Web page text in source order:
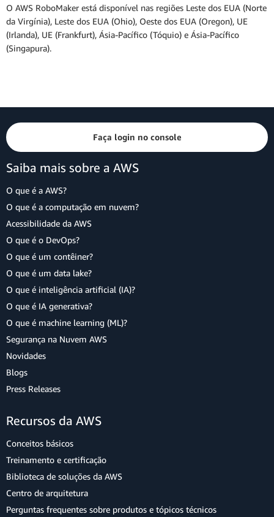
O AWS RoboMaker está disponível nas regiões Leste dos EUA (Norte
da Virgínia), Leste dos EUA (Ohio), Oeste dos EUA (Oregon), UE
(Irlanda), UE (Frankfurt), Ásia-Pacífico (Tóquio) e Ásia-Pacífico
(Singapura).
Faça login no console
Saiba mais sobre a AWS
O que é a AWS?
O que é a computação em nuvem?
Acessibilidade da AWS
O que é o DevOps?
O que é um contêiner?
O que é um data lake?
O que é inteligência artificial (IA)?
O que é IA generativa?
O que é machine learning (ML)?
Segurança na Nuvem AWS
Novidades
Blogs
Press Releases
Recursos da AWS
Conceitos básicos
Treinamento e certificação
Biblioteca de soluções da AWS
Centro de arquitetura
Perguntas frequentes sobre produtos e tópicos técnicos